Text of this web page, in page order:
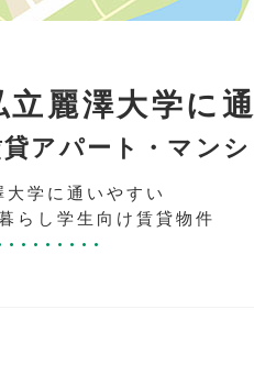
麗澤大学に
アパート・マン
大学に通いやすい
らし学生向け賃貸物件